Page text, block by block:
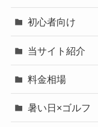
初心者向け
当サイト紹介
料金相場
暑い日×ゴルフ